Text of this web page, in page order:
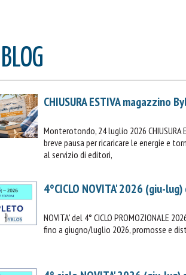
CHIUSURA ESTIVA magazzino
Monterotondo, 24 luglio 2026 CHIUSURA
breve pausa per ricaricare le energie e
al servizio di editori,
4°CICLO NOVITA' 2026 (giu-
NOVITA' del 4° CICLO PROMOZIONALE
fino a giugno/luglio 2026, promosse e